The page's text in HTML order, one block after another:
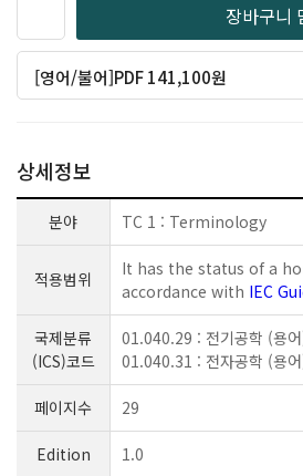
장바구니
[영어/불어]PDF 141,100원
상세정보
분야 TC 1 : Terminology
적용범위
It has the status of a
accordance with IEC
국제분류
(ICS)코드
01.040.29 : 전기공학 (용
01.040.31 : 전자공학 (용
페이지수 29
Edition 1.0